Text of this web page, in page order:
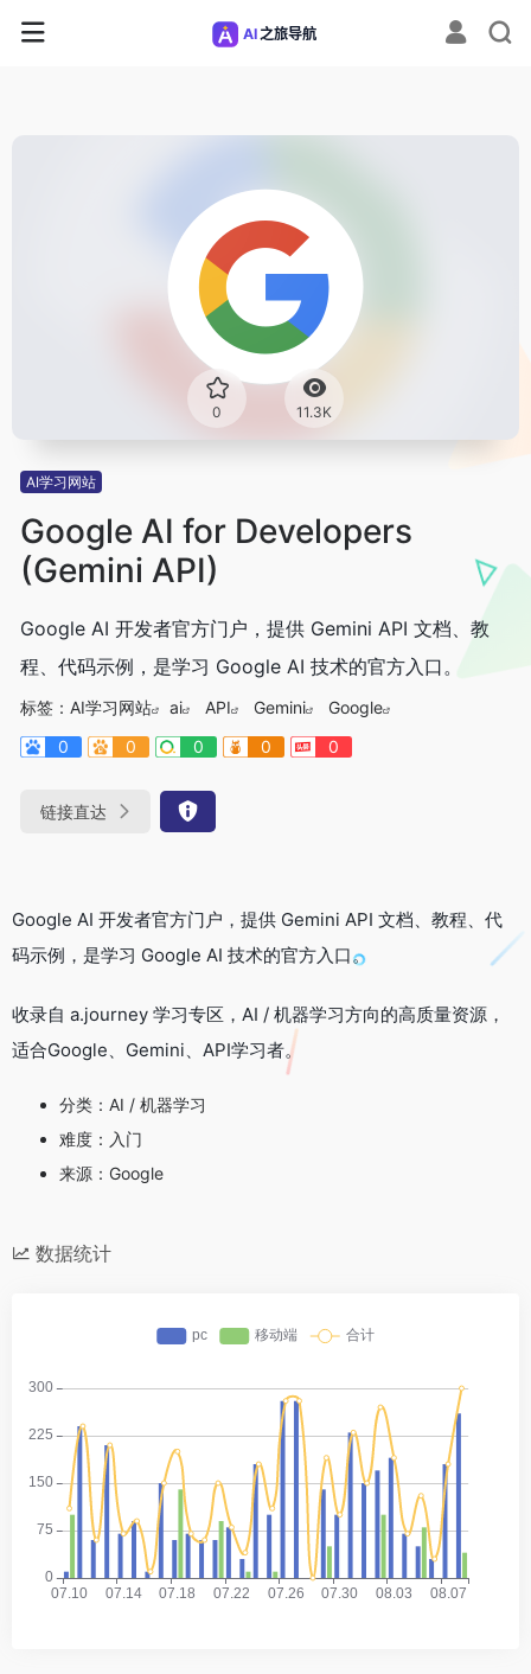
0 11.3K
AI学习网站
Google AI for Developers
(Gemini API)
Google AI 开发者官方门户，提供 Gemini API 文档、教
程、代码示例，是学习 Google AI 技术的官方入口。
标签： AI学习网站 ai API Gemini
Google
0
0 0 0 0
链接直达
Google AI 开发者官方门户，提供 Gemini API 文档、教程、代
码示例，是学习 Google AI 技术的官方入口。
收录自 a.journey 学习专区，AI / 机器学习方向的高质量资源，
适合Google、Gemini、API学习者。
分类：AI / 机器学习
难度：入门
来源：Google
数据统计